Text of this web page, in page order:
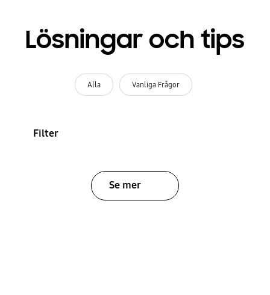
Lösningar och tips
Alla Vanliga Frågor
Filter
Se mer